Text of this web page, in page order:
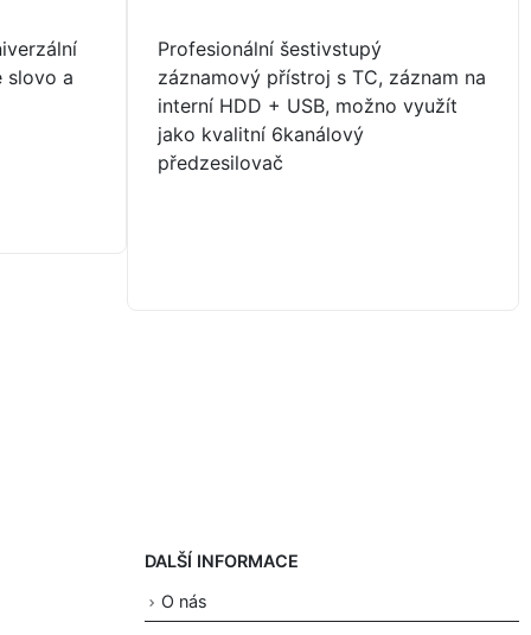
slovo a
Profesionální šestivstupý
záznamový přístroj s TC, záznam na
interní HDD + USB, možno využít
jako kvalitní 6kanálový
předzesilovač
DALŠÍ INFORMACE
O nás